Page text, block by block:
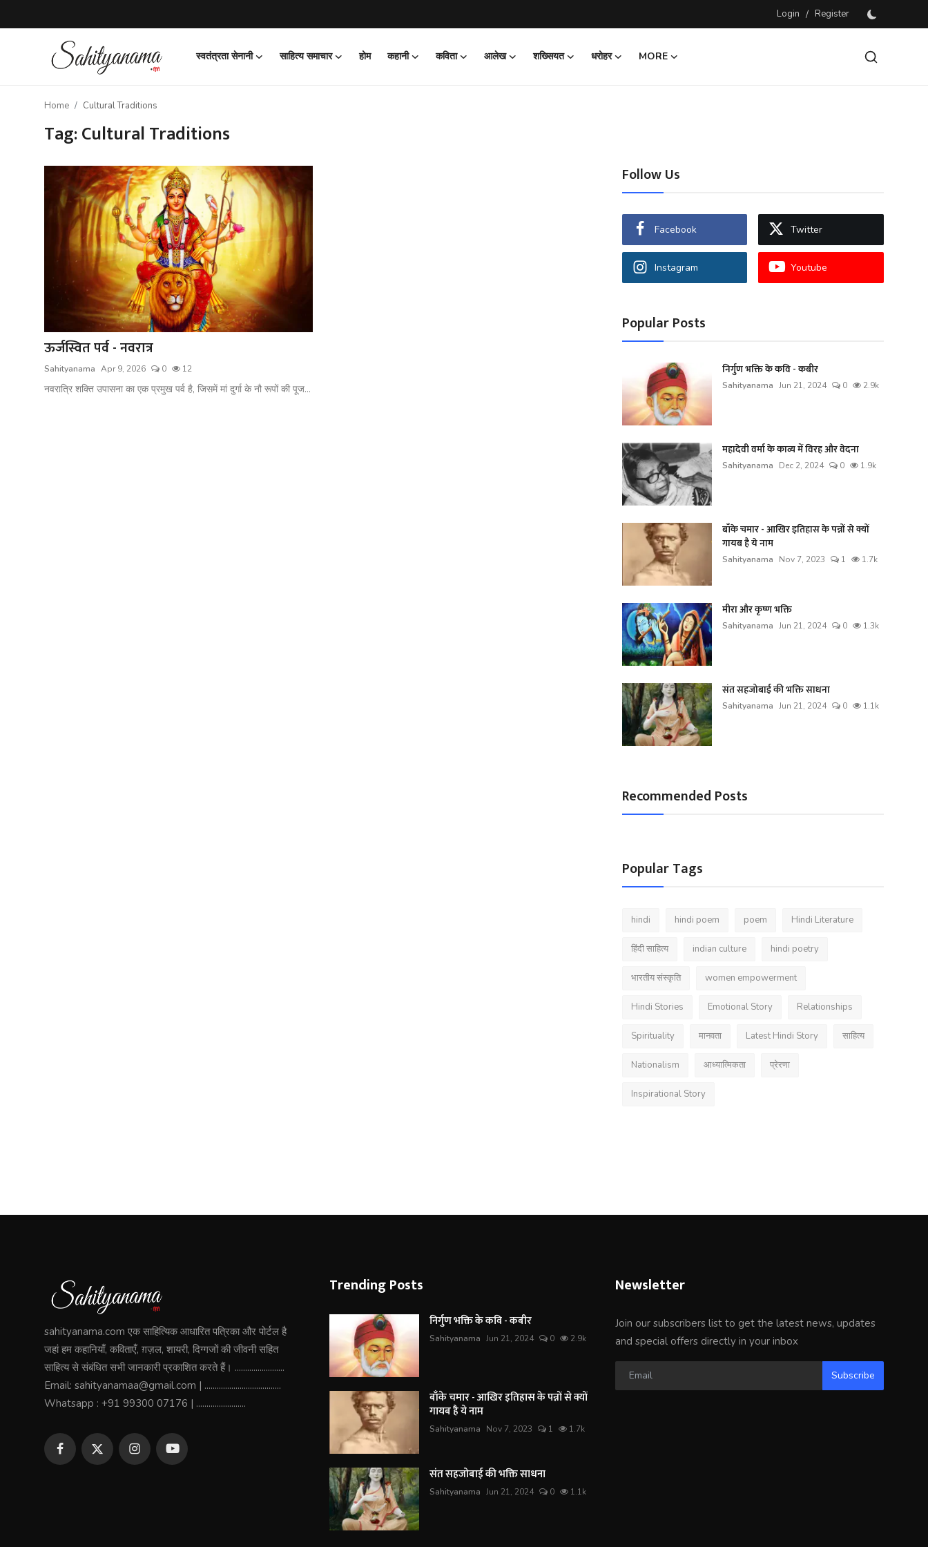
Login / Register
स्वतंत्रता सेनानी साहित्य समाचार होम कहानी कविता आलेख शख्सियत धरोहर
MORE
Register
यात्रावृत्तांत
Home Cultural Traditions
Tag: Cultural Traditions
ऊर्जस्वित पर्व - नवरात्र
Sahityanama Apr 9, 2026 0 12
नवरात्रि शक्ति उपासना का एक प्रमुख पर्व है, जिसमें मां दुर्गा के नौ रूपों की पूज...
Follow Us
Facebook Twitter
Instagram Youtube
Popular Posts
निर्गुण भक्ति के कवि - कबीर
Sahityanama Jun 21, 2024 0 2.9k
महादेवी वर्मा के काव्य में विरह और वेदना
Sahityanama Dec 2, 2024 0 1.9k
बाँके चमार - आखिर इतिहास के पन्नों से क्यों
गायब है ये नाम
Sahityanama Nov 7, 2023 1 1.7k
मीरा और कृष्ण भक्ति
Sahityanama Jun 21, 2024 0 1.3k
संत सहजोबाई की भक्ति साधना
Sahityanama Jun 21, 2024 0 1.1k
Recommended Posts
Popular Tags
hindi hindi poem poem Hindi Literature
हिंदी साहित्य indian culture hindi poetry
भारतीय संस्कृति women empowerment
Hindi Stories Emotional Story Relationships
Spirituality मानवता Latest Hindi Story साहित्य
Nationalism आध्यात्मिकता प्रेरणा
Inspirational Story
sahityanama.com एक साहित्यिक आधारित पत्रिका और पोर्टल है
जहां हम कहानियाँ, कविताएँ, ग़ज़ल, शायरी, दिग्गजों की जीवनी सहित
साहित्य से संबंधित सभी जानकारी प्रकाशित करते हैं। ........................
Email: sahityanamaa@gmail.com | .....................................
Whatsapp : +91 99300 07176 | ........................
Trending Posts
निर्गुण भक्ति के कवि - कबीर
Sahityanama Jun 21, 2024 0 2.9k
बाँके चमार - आखिर इतिहास के पन्नों से क्यों
गायब है ये नाम
Sahityanama Nov 7, 2023 1 1.7k
संत सहजोबाई की भक्ति साधना
Sahityanama Jun 21, 2024 0 1.1k
Newsletter
Join our subscribers list to get the latest news, updates
and special offers directly in your inbox
Subscribe